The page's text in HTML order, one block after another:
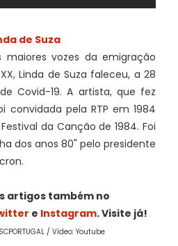
de Suza
maiores vozes da emigração
Linda de Suza faleceu, a 28
Covid-19. A artista, que fez
convidada pela RTP em 1984
da Canção de 1984. Foi
dos anos 80" pelo presidente
artigos também no
e Instagram. Visite já!
/ Vídeo: Youtube